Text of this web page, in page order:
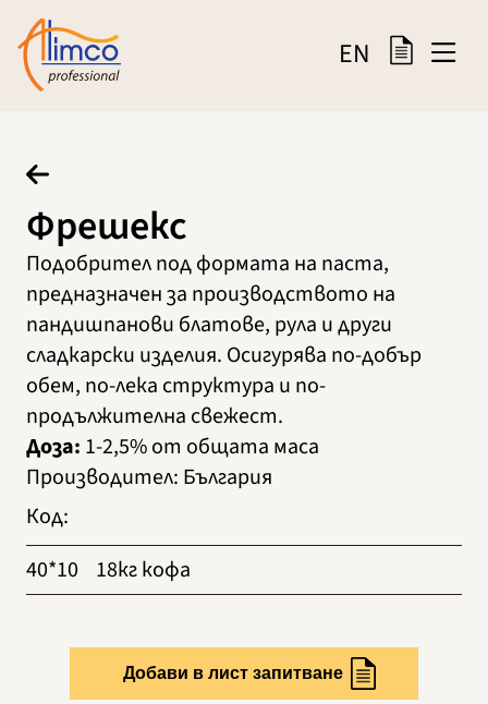
EN
Фрешекс
Подобрител под формата на паста,
предназначен за производството на
пандишпанови блатове, рула и други
сладкарски изделия. Осигурява по-добър
обем, по-лека структура и по-
продължителна свежест.
Доза: 1-2,5% от общата маса
Производител: България
Код:
40*10
18кг кофа
Добави в лист запитване